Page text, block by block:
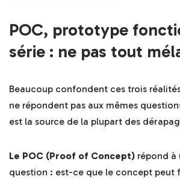
POC, prototype
série : ne pas tout
Beaucoup confondent ces trois
ne répondent pas aux mêmes
est la source de la plupart des
Le POC (Proof of Concept) répond à
question : est-ce que le concept peut